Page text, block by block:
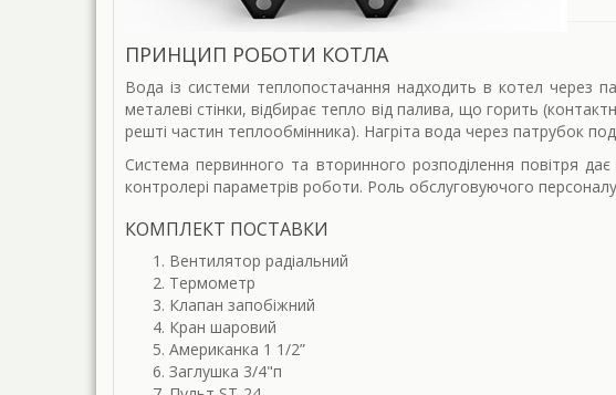
ПРИНЦИП РОБОТИ КОТЛА
Вода із системи теплопостачання надходить в котел через
металеві стінки, відбирає тепло від палива, що горить
решті частин теплообмінника). Нагріта вода через патрубок
Система первинного та вторинного розподілення повітря
контролері параметрів роботи. Роль обслуговуючого
КОМПЛЕКТ ПОСТАВКИ
Вентилятор радіальний
Термометр
Клапан запобіжний
Кран шаровий
Американка 1 1/2”
Заглушка 3/4"п